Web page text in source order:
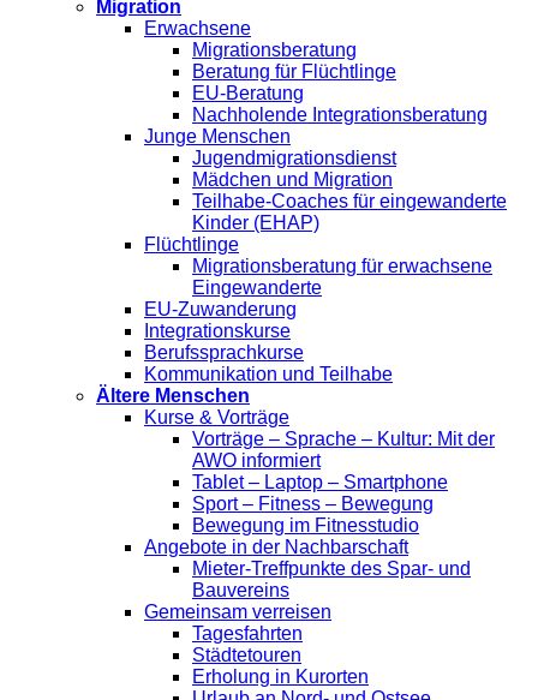
Migration
Erwachsene
Migrationsberatung
Beratung für Flüchtlinge
EU-Beratung
Nachholende Integrationsberatung
Junge Menschen
Jugendmigrationsdienst
Mädchen und Migration
Teilhabe-Coaches für eingewanderte
Kinder (EHAP)
Flüchtlinge
Migrationsberatung für erwachsene
Eingewanderte
EU-Zuwanderung
Integrationskurse
Berufssprachkurse
Kommunikation und Teilhabe
Ältere Menschen
Kurse & Vorträge
Vorträge – Sprache – Kultur: Mit der
AWO informiert
Tablet – Laptop – Smartphone
Sport – Fitness – Bewegung
Bewegung im Fitnesstudio
Angebote in der Nachbarschaft
Mieter-Treffpunkte des Spar- und
Bauvereins
Gemeinsam verreisen
Tagesfahrten
Städtetouren
Erholung in Kurorten